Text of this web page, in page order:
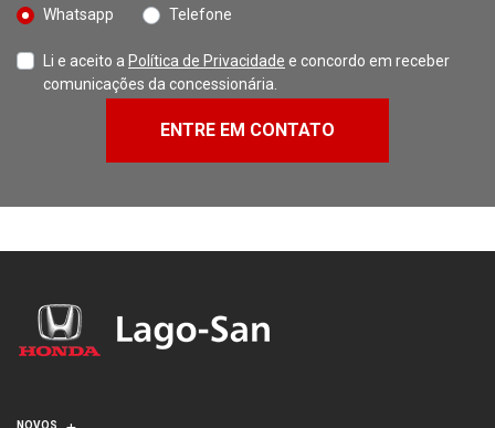
Whatsapp
Telefone
Li e aceito a Política de Privacidade e concordo em receber
comunicações da concessionária.
ENTRE EM CONTATO
NOVOS